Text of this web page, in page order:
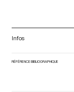
Infos
RÉFÉRENCE BIBLIOGRAPHIQUE